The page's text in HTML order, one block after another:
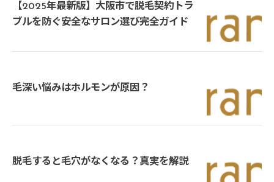
【2025年最新版】大阪市で脱毛契約トラ
ブルを防ぐ安全なサロン選び完全ガイド
毛深い悩みはホルモンが原因？
脱毛すると毛穴がなくなる？真実を解説